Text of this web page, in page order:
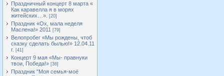
Праздничный концерт 8 марта «
Как каравелла я в морях
житейских…».
[20]
Праздник «Ох, мала неделя
Маслена!» 2011 [79]
Велопробег «Мы рождены, чтоб
сказку сделать былью!» 12.04.11
г. [41]
Концерт 9 мая «Мы- правнуки
твои, Победа!» [36]
Праздник "Моя семья-моё